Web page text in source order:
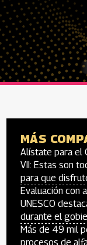
MÁS
Alístate para el
VII: Estas son
para que
Evaluación con
UNESCO
durante el
Más de 49 mil
procesos de